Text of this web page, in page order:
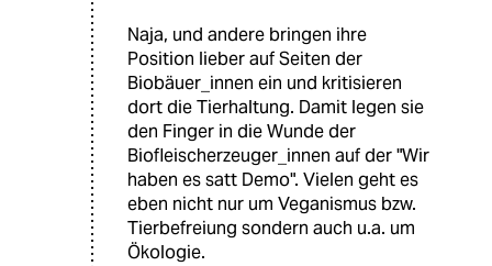
Naja, und andere bringen ihre
Position lieber auf Seiten der
Biobäuer_innen ein und kritisieren
dort die Tierhaltung. Damit legen sie
den Finger in die Wunde der
Biofleischerzeuger_innen auf der "Wir
haben es satt Demo". Vielen geht es
eben nicht nur um Veganismus bzw.
Tierbefreiung sondern auch u.a. um
Ökologie.